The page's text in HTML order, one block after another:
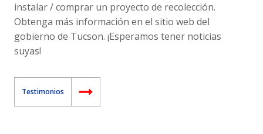
instalar / comprar un proyecto de recolección.
Obtenga más información en el sitio web del
gobierno de Tucson. ¡Esperamos tener noticias
suyas!
Testimonios